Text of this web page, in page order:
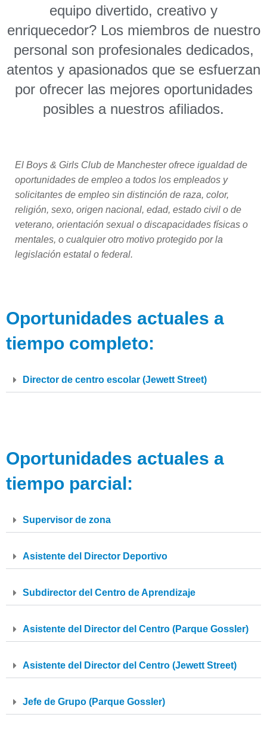
equipo divertido, creativo y
enriquecedor? Los miembros de nuestro
personal son profesionales dedicados,
atentos y apasionados que se esfuerzan
por ofrecer las mejores oportunidades
posibles a nuestros afiliados.
El Boys & Girls Club de Manchester ofrece igualdad de
oportunidades de empleo a todos los empleados y
solicitantes de empleo sin distinción de raza, color,
religión, sexo, origen nacional, edad, estado civil o de
veterano, orientación sexual o discapacidades físicas o
mentales, o cualquier otro motivo protegido por la
legislación estatal o federal.
Oportunidades actuales a
tiempo completo:
Director de centro escolar (Jewett Street)
Oportunidades actuales a
tiempo parcial:
Supervisor de zona
Asistente del Director Deportivo
Subdirector del Centro de Aprendizaje
Asistente del Director del Centro (Parque Gossler)
Asistente del Director del Centro (Jewett Street)
Jefe de Grupo (Parque Gossler)